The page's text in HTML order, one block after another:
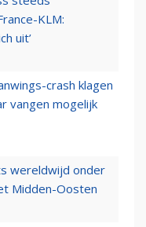
KLM:
uit’
crash klagen
vangen mogelijk
wereldwijd onder
Midden-Oosten